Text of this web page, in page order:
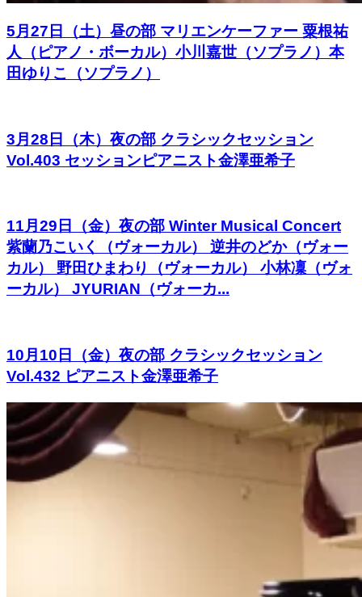
5月27日（土）昼の部 マリエンケーファー 粟根祐
人（ピアノ・ボーカル）小川嘉世（ソプラノ）本
田ゆりこ（ソプラノ）
3月28日（木）夜の部 クラシックセッション
Vol.403 セッションピアニスト金澤亜希子
11月29日（金）夜の部 Winter Musical Concert
紫蘭乃こいく（ヴォーカル） 逆井のどか（ヴォー
カル） 野田ひまわり（ヴォーカル） 小林凜（ヴォ
ーカル） JYURIAN（ヴォーカ...
10月10日（金）夜の部 クラシックセッション
Vol.432 ピアニスト金澤亜希子